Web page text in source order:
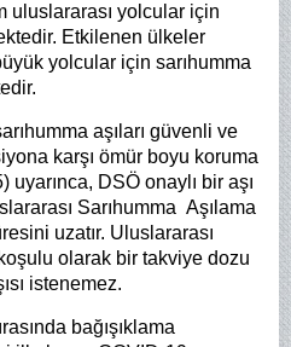
uluslararası yolcular için
Etkilenen ülkeler
yolcular için sarıhumma
aşıları güvenli ve
karşı ömür boyu koruma
uyarınca, DSÖ onaylı bir aşı
Sarıhumma Aşılama
uzatır. Uluslararası
olarak bir takviye dozu
istenemez.
bağışıklama